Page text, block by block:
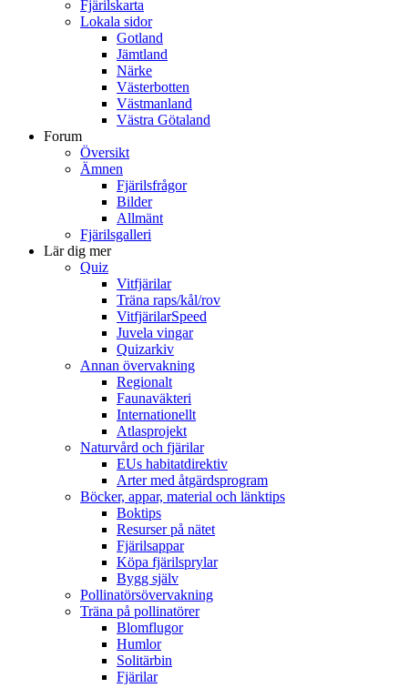
Fjärilskarta
Lokala sidor
Gotland
Jämtland
Närke
Västerbotten
Västmanland
Västra Götaland
Forum
Översikt
Ämnen
Fjärilsfrågor
Bilder
Allmänt
Fjärilsgalleri
Lär dig mer
Quiz
Vitfjärilar
Träna raps/kål/rov
VitfjärilarSpeed
Juvela vingar
Quizarkiv
Annan övervakning
Regionalt
Faunaväkteri
Internationellt
Atlasprojekt
Naturvård och fjärilar
EUs habitatdirektiv
Arter med åtgärdsprogram
Böcker, appar, material och länktips
Boktips
Resurser på nätet
Fjärilsappar
Köpa fjärilsprylar
Bygg själv
Pollinatörsövervakning
Träna på pollinatörer
Blomflugor
Humlor
Solitärbin
Fjärilar